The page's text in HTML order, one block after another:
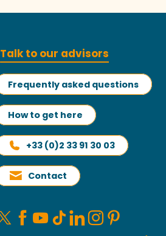
Talk to our advisors
Frequently asked questions
How to get here
+33 (0)2 33 91 30 03
Contact